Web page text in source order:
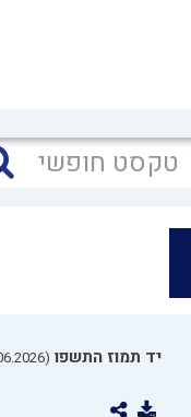
יד תמוז התשפו (29.06.2026)